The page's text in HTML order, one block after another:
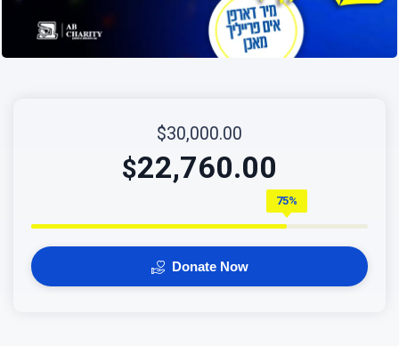
$30,000.00
$22,760.00
75%
Donate Now